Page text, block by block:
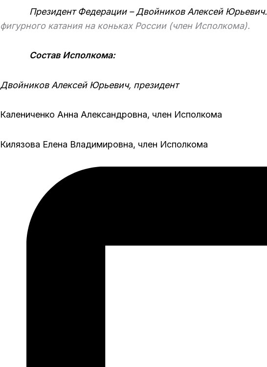
Президент Федерации – Двойников Алексей Юрьевич.
фигурного катания на коньках России (член Исполкома).
Состав Исполкома:
Двойников Алексей Юрьевич, президент
Калениченко Анна Александровна, член Исполкома
Килязова Елена Владимировна, член Исполкома